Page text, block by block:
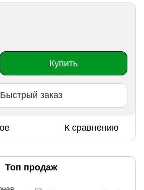
Купить
Быстрый заказ
К сравнению
Топ продаж